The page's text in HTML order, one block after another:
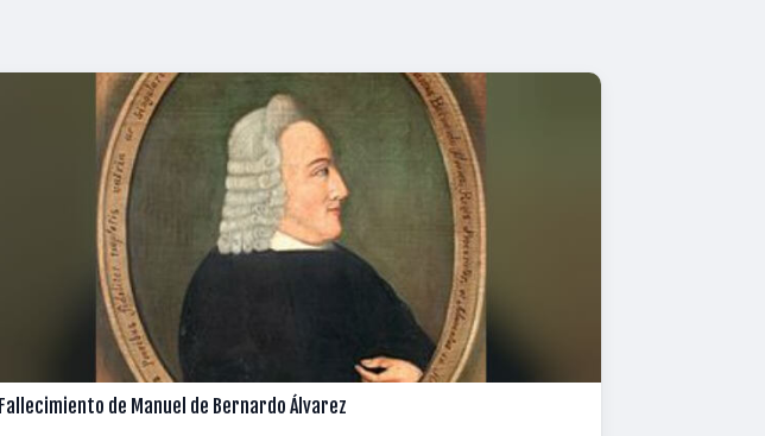
Fallecimiento de Manuel de Bernardo Álvarez